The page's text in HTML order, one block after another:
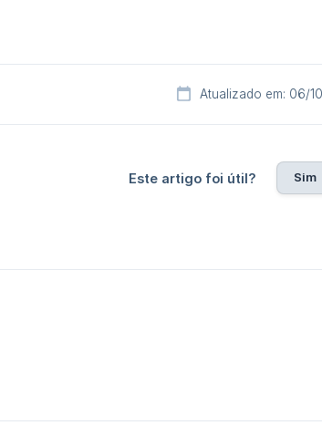
Atualizado em: 06/
Este artigo foi útil? Sim